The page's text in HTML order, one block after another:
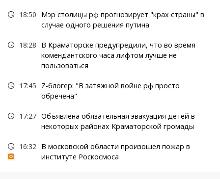
18:50
Мэр столицы рф прогнозирует "крах страны" в
случае одного решения путина
18:28
В Краматорске предупредили, что во время
комендантского часа лифтом лучше не
пользоваться
17:45
Z-блогер: "В затяжной войне рф просто
обречена"
17:27 Объявлена обязательная эвакуация детей в
некоторых районах Краматорской громады
16:32 В московской области произошел пожар в
институте Роскосмоса